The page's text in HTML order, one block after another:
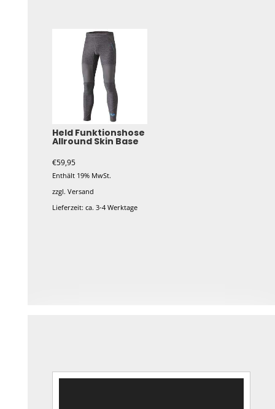
mehrere
Varianten
Optionen
können
der
Produktseite
gewählt
Held Funktionshose
Allround Skin Base
€59,95
Enthält 19% MwSt.
zzgl.Versand
Lieferzeit: ca. 3-4 Werktage
auf